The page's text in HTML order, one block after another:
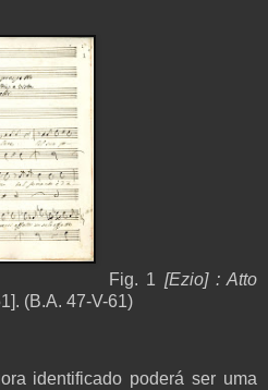
Fig. 1 [Ezio] : Atto
(B.A. 47-V-61)
identificado poderá ser uma